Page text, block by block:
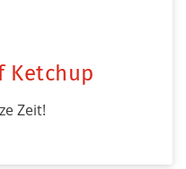
Ketchup
Zeit!